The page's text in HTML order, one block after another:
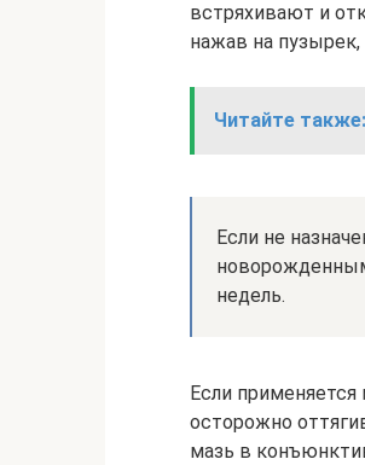
встряхивают и
нажав на
Читайте также:
Если не
недель.
Если
осторожно
мазь в